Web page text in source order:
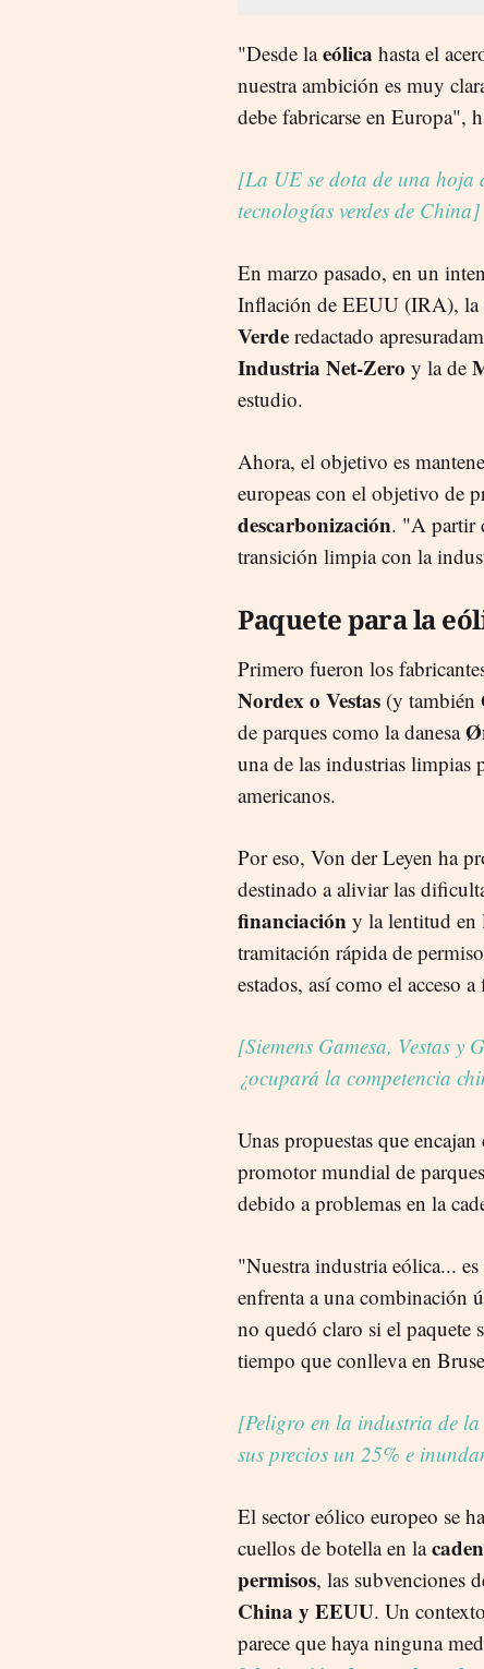
"Desde laeólica hasta el
nuestra ambición es muy
debe fabricarse en Europa",
[La UE se dota de una hoja
tecnologías verdes de China]
En marzo pasado, en un
Inflación de EEUU (IRA), la
Verde redactado
Industria Net-Zero y la de
estudio.
Ahora, el objetivo es
europeas con el objetivo de
descarbonización. "A partir
transición limpia con la
Paquete para la
Primero fueron los
Nordex o Vestas (y también
de parques como la danesa
una de las industrias limpias
americanos.
Por eso, Von der Leyen ha
destinado a aliviar las
financiación y la lentitud en
tramitación rápida de
estados, así como el acceso
[Siemens Gamesa, Vestas y
¿ocupará la competencia
Unas propuestas que
promotor mundial de
debido a problemas en la
"Nuestra industria eólica...
enfrenta a una combinación
no quedó claro si el paquete
tiempo que conlleva en
[Peligro en la industria de
sus precios un 25% e
El sector eólico europeo se
cuellos de botella en la
permisos, las subvenciones
China y EEUU. Un
parece que haya ninguna